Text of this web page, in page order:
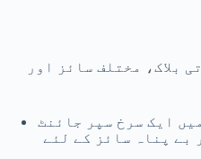
بلاک، مختلف سائز اور
ایک سرخ سپر جائنٹ
بے پناہ سائز کے لئے